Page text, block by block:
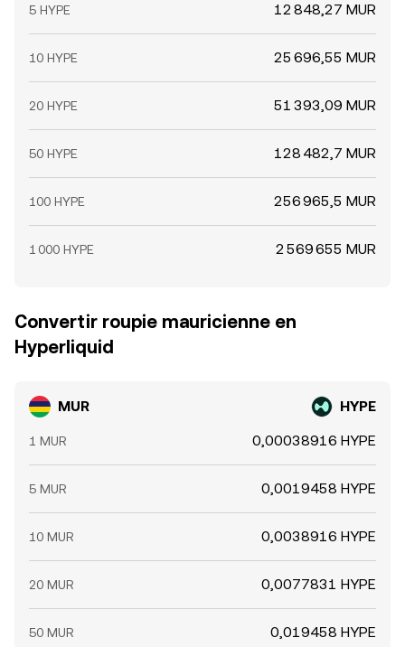
5 HYPE 12 848,27 MUR
10 HYPE 25 696,55 MUR
20 HYPE 51 393,09 MUR
50 HYPE 128 482,7 MUR
100 HYPE 256 965,5 MUR
1 000 HYPE 2 569 655 MUR
Convertir roupie mauricienne en
Hyperliquid
MUR HYPE
1 MUR 0,00038916 HYPE
5 MUR 0,0019458 HYPE
10 MUR 0,0038916 HYPE
20 MUR 0,0077831 HYPE
50 MUR 0,019458 HYPE